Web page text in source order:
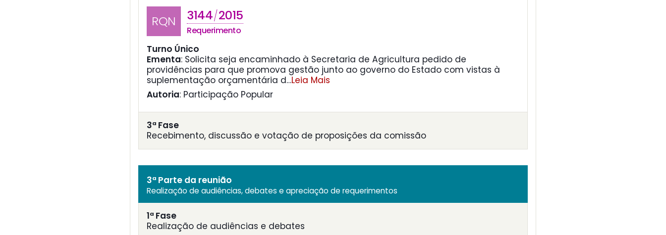
RQN 3144/2015
Requerimento
Turno Único
Ementa: Solicita seja encaminhado à Secretaria de Agricultura pedido de
providências para que promova gestão junto ao governo do Estado com vistas à
suplementação orçamentária d…Leia Mais
Autoria: Participação Popular
3ª Fase
Recebimento, discussão e votação de proposições da comissão
3ª Parte da reunião
Realização de audiências, debates e apreciação de requerimentos
1ª Fase
Realização de audiências e debates